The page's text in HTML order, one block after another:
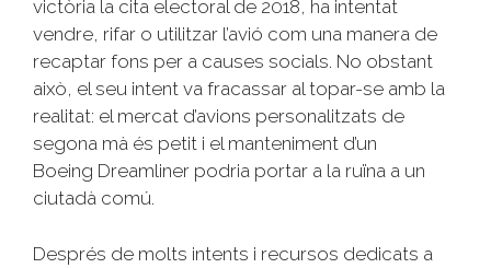
victòria la cita electoral de 2018, ha intentat
vendre, rifar o utilitzar l’avió com una manera de
recaptar fons per a causes socials. No obstant
això, el seu intent va fracassar al topar-se amb la
realitat: el mercat d’avions personalitzats de
segona mà és petit i el manteniment d’un
Boeing Dreamliner podria portar a la ruïna a un
ciutadà comú.
Després de molts intents i recursos dedicats a